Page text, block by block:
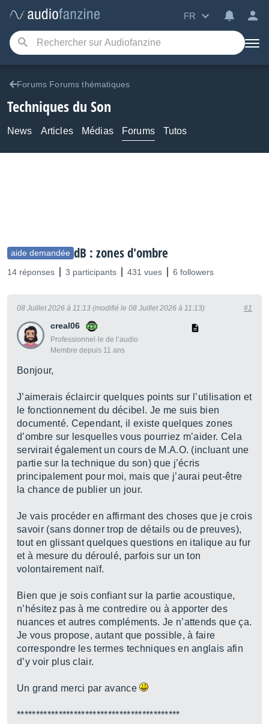
FR
Forums Forums thématiques
Techniques du Son
News Articles Médias Forums Tutos
aide demandée dB : zones d'ombre
14 réponses 3 participants 431 vues 6 followers
creal06
Professionnel·le de l’audio
Membre depuis 11 ans
08 Juillet 2026 à 11:13 (modifié le 08 Juillet 2026 à 11:13) #1
Bonjour,
J’aimerais éclaircir quelques points sur l’utilisation et
le fonctionnement du décibel. Je me suis bien
documenté. Cependant, il existe quelques zones
d’ombre sur lesquelles vous pourriez m’aider. Cela
servirait également un cours de M.A.O. (incluant une
partie sur la technique du son) que j’écris
principalement pour moi, mais que j’aurai peut-être
la chance de publier un jour.
Je vais procéder en affirmant des choses que je crois
savoir (sans donner trop de détails ou de preuves),
tout en glissant quelques questions en italique au fur
et à mesure du déroulé, parfois sur un ton
volontairement naïf.
Bien que je sois confiant sur la partie acoustique,
n’hésitez pas à me contredire ou à apporter des
nuances et autres compléments. Je n’attends que ça.
Je vous propose, autant que possible, à faire
correspondre les termes techniques en anglais afin
d’y voir plus clair.
Un grand merci par avance
*******************************************